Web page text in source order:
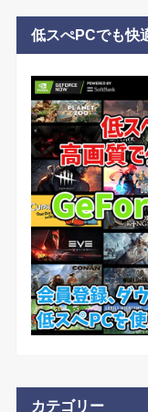
低スぺPCでも快
カテゴリー